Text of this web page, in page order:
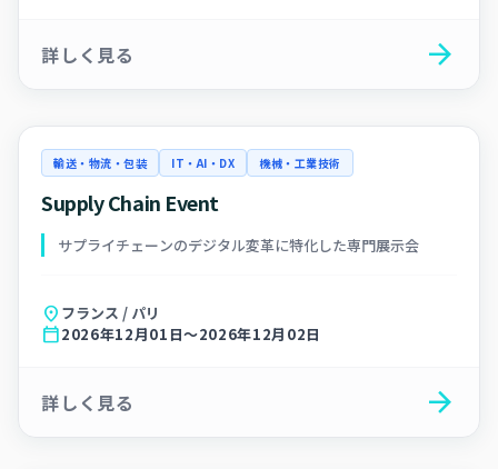
詳しく見る arrow_forward
輸送・物流・包装 IT・AI・DX 機械・工業技術
Supply Chain Event
サプライチェーンのデジタル変革に特化した専門展示会
location_on フランス / パリ
calendar_today2026年12月01日～2026年12月02日
詳しく見る arrow_forward